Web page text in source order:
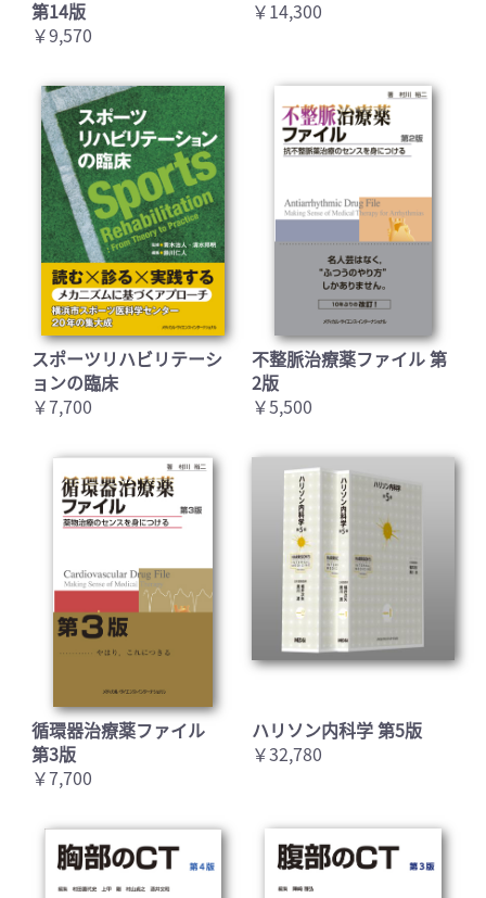
第14版
￥9,570
￥14,300
スポーツリハビリテーシ
ョンの臨床
￥7,700
不整脈治療薬ファイル 第
2版
￥5,500
循環器治療薬ファイル
第3版
￥7,700
ハリソン内科学 第5版
￥32,780